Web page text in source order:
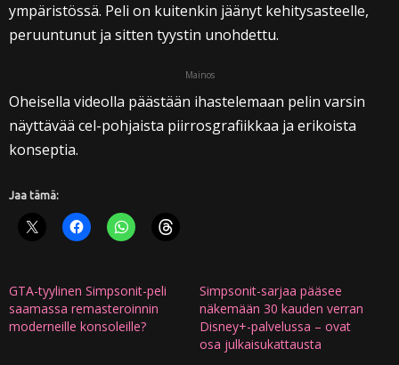
ympäristössä. Peli on kuitenkin jäänyt kehitysasteelle,
peruuntunut ja sitten tyystin unohdettu.
Mainos
Oheisella videolla päästään ihastelemaan pelin varsin
näyttävää cel-pohjaista piirrosgrafiikkaa ja erikoista
konseptia.
Jaa tämä:
GTA-tyylinen Simpsonit-peli
saamassa remasteroinnin
moderneille konsoleille?
Simpsonit-sarjaa pääsee
näkemään 30 kauden verran
Disney+-palvelussa – ovat
osa julkaisukattausta